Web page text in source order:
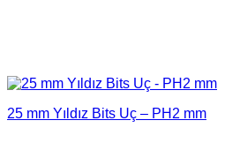
25 mm Yıldız Bits Uç – PH2 mm